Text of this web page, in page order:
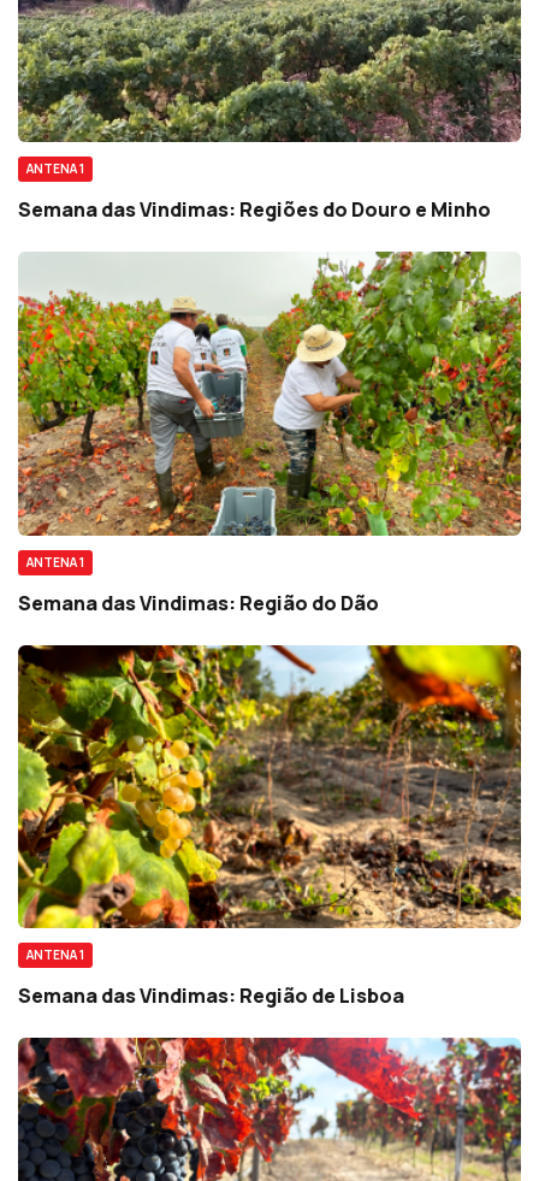
ANTENA 1
Semana das Vindimas: Regiões do Douro e Minho
ANTENA 1
Semana das Vindimas: Região do Dão
ANTENA 1
Semana das Vindimas: Região de Lisboa